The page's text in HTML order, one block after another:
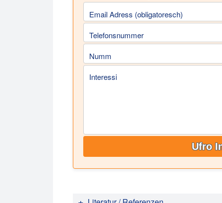
Email Adress (obligatoresch)
Telefonsnummer
Numm
Interessi
Ufro